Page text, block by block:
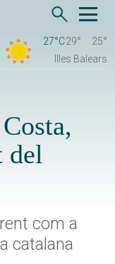
27°C29°
25°
Illes Balears
del
com a
catalana